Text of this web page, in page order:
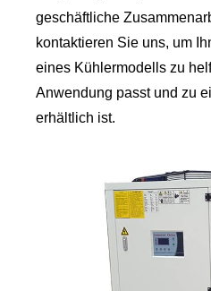
geschäftliche
kontaktieren Sie uns, um
eines Kühlermodells zu
Anwendung passt und zu
erhältlich ist.